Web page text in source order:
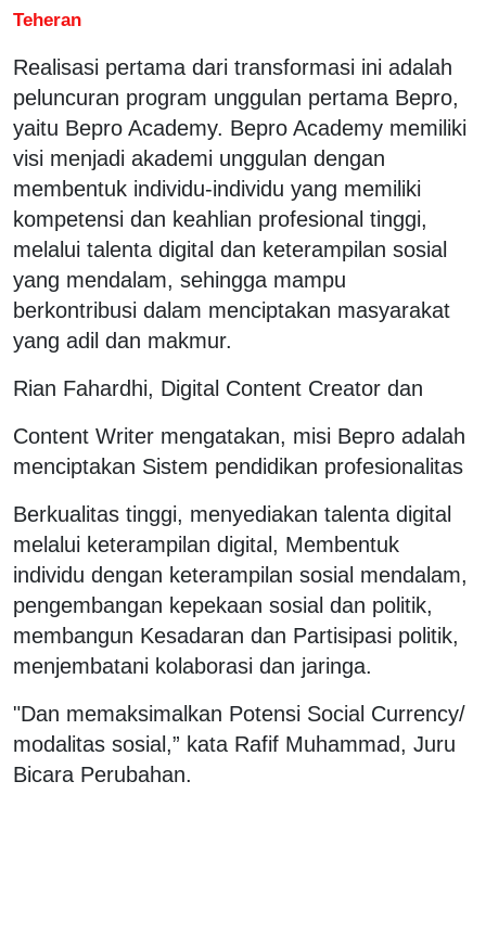
Teheran
Realisasi pertama dari transformasi ini adalah
peluncuran program unggulan pertama Bepro,
yaitu Bepro Academy. Bepro Academy memiliki
visi menjadi akademi unggulan dengan
membentuk individu-individu yang memiliki
kompetensi dan keahlian profesional tinggi,
melalui talenta digital dan keterampilan sosial
yang mendalam, sehingga mampu
berkontribusi dalam menciptakan masyarakat
yang adil dan makmur.
Rian Fahardhi, Digital Content Creator dan
Content Writer mengatakan, misi Bepro adalah
menciptakan Sistem pendidikan profesionalitas
Berkualitas tinggi, menyediakan talenta digital
melalui keterampilan digital, Membentuk
individu dengan keterampilan sosial mendalam,
pengembangan kepekaan sosial dan politik,
membangun Kesadaran dan Partisipasi politik,
menjembatani kolaborasi dan jaringa.
"Dan memaksimalkan Potensi Social Currency/
modalitas sosial,” kata Rafif Muhammad, Juru
Bicara Perubahan.